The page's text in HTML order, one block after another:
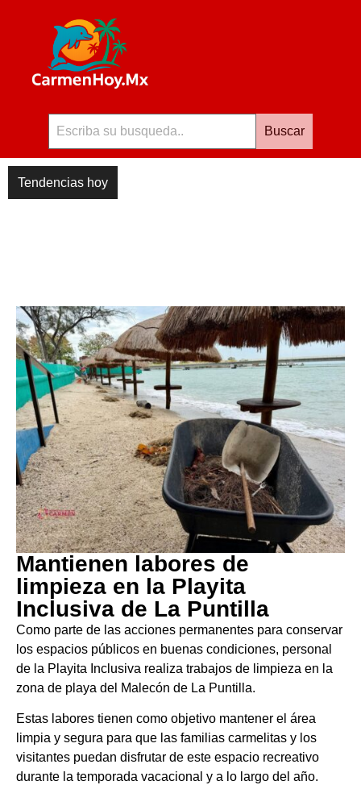
Buscar
Tendencias hoy
Mantienen labores de
limpieza en la Playita
Inclusiva de La Puntilla
Como parte de las acciones permanentes para conservar
los espacios públicos en buenas condiciones, personal
de la Playita Inclusiva realiza trabajos de limpieza en la
zona de playa del Malecón de La Puntilla.
Estas labores tienen como objetivo mantener el área
limpia y segura para que las familias carmelitas y los
visitantes puedan disfrutar de este espacio recreativo
durante la temporada vacacional y a lo largo del año.